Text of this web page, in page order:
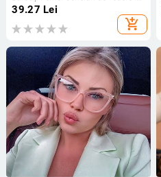
modă pentru computer 50745
39.27 Lei
add_shopping_cart